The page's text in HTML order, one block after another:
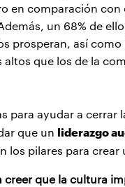
en comparación
un 68% de
prosperan, así
altos que los de la
para ayudar a cerrar
que un liderazgo
los pilares para
que la cultura